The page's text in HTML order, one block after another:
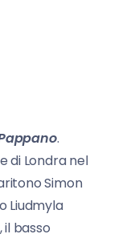
.
di Londra nel
Simon
Liudmyla
basso